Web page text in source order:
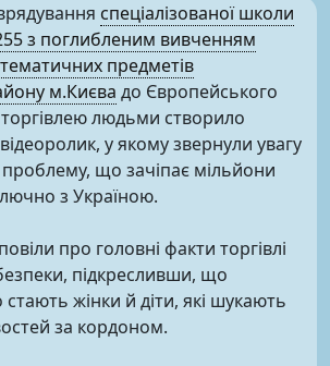
спеціалізованої школи
255 з поглибленим вивченням
предметів
м.Києва до Європейського
людьми створило
у якому звернули увагу
що зачіпає мільйони
з Україною.
про головні факти торгівлі
підкресливши, що
жінки й діти, які шукають
за кордоном.